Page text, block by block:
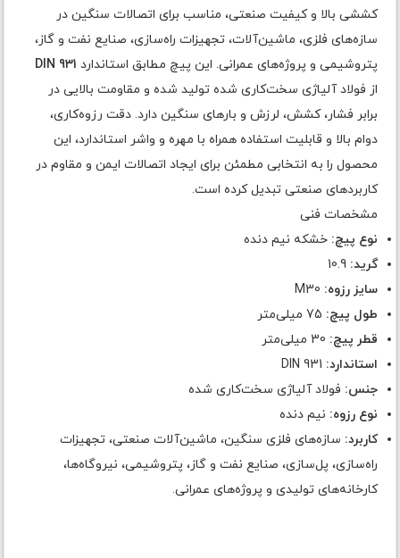
کششی بالا و کیفیت صنعتی، مناسب برای اتصالات سنگین در
سازه‌های فلزی، ماشین‌آلات، تجهیزات راه‌سازی، صنایع نفت و گاز،
پتروشیمی و پروژه‌های عمرانی. این پیچ مطابق استاندارد DIN 931
از فولاد آلیاژی سخت‌کاری شده تولید شده و مقاومت بالایی در
برابر فشار، کشش، لرزش و بارهای سنگین دارد. دقت رزوه‌کاری،
دوام بالا و قابلیت استفاده همراه با مهره و واشر استاندارد، این
محصول را به انتخابی مطمئن برای ایجاد اتصالات ایمن و مقاوم در
کاربردهای صنعتی تبدیل کرده است.
مشخصات فنی
نوع پیچ: خشکه نیم دنده
گرید: 10.9
سایز رزوه:
طول پیچ:
قطر پیچ:
استاندارد:
جنس: فولاد آلیاژی سخت‌کاری شده
نوع رزوه: نیم دنده
کاربرد: سازه‌های فلزی سنگین، ماشین‌آلات صنعتی، تجهیزات
راه‌سازی، پل‌سازی، صنایع نفت و گاز، پتروشیمی، نیروگاه‌ها،
کارخانه‌های تولیدی و پروژه‌های عمرانی.